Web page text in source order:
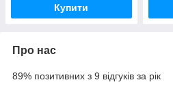
Купити
Про нас
89% позитивних з 9 відгуків за рік